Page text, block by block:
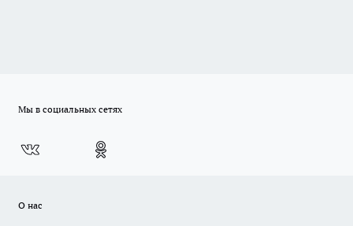
Мы в социальных сетях
О нас